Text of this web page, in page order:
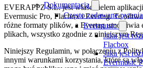
Dokumentacja
Często zadawane pytania
Evermusic
Jaka jest
Flacbox
Jaka jest
Evermusic
EVERAPPZ S.L. jest właścicielem
Evermusic Pro, Flacbox i Evertag. Te
różne formaty plików, a Evertag umożliwia
plikach, wszystko zgodnie z niniejszym
Niniejszy Regulamin, w połączeniu z
innymi warunkami korzystania, które są